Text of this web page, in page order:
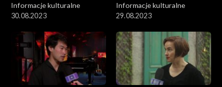
Informacje kulturalne
30.08.2023
Informacje kulturalne
29.08.2023